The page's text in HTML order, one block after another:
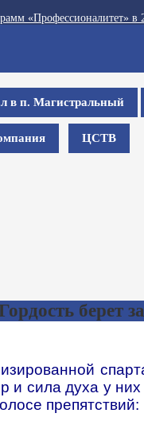
«Профессионалитет» в
в п. Магистральный
ЦСТВ
берет
и сила духа у
препятствий: